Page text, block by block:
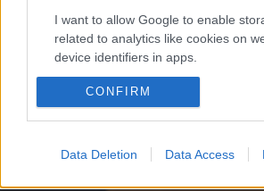
I want to allow Google to enable
related to analytics like cookies on
device identifiers in apps.
I want to allow Google to enable
related to functionality of the website
I want to allow Google to enable
CONFIRM
Data Deletion Data Access